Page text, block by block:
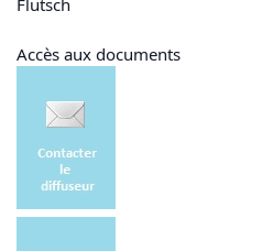
Flutsch
Accès aux documents